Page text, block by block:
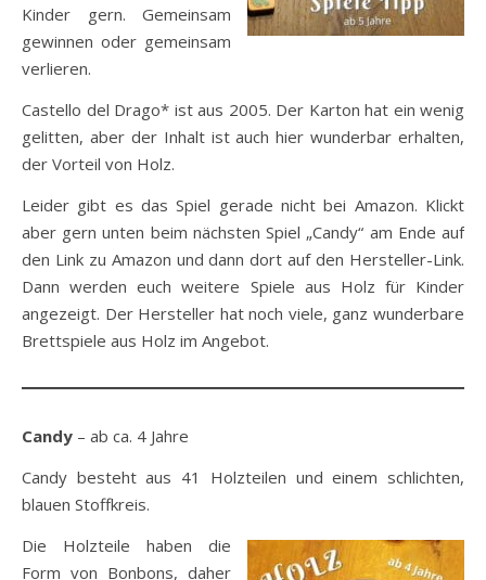
Kinder gern. Gemeinsam
gewinnen oder gemeinsam
verlieren.
Castello del Drago* ist aus 2005. Der Karton hat ein wenig
gelitten, aber der Inhalt ist auch hier wunderbar erhalten,
der Vorteil von Holz.
Leider gibt es das Spiel gerade nicht bei Amazon. Klickt
aber gern unten beim nächsten Spiel „Candy“ am Ende auf
den Link zu Amazon und dann dort auf den Hersteller-Link.
Dann werden euch weitere Spiele aus Holz für Kinder
angezeigt. Der Hersteller hat noch viele, ganz wunderbare
Brettspiele aus Holz im Angebot.
Candy – ab ca. 4 Jahre
Candy besteht aus 41 Holzteilen und einem schlichten,
blauen Stoffkreis.
Die Holzteile haben die
Form von Bonbons, daher